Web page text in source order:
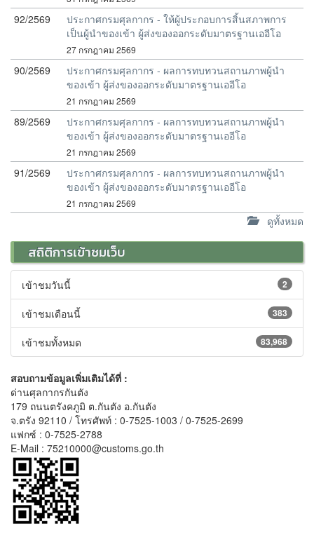
92/2569
ประกาศกรมศุลกากร - ให้ผู้ประกอบการสิ้นสภาพการ
เป็นผู้นำของเข้า ผู้ส่งของออกระดับมาตรฐานเออีโอ
27 กรกฎาคม 2569
90/2569
ประกาศกรมศุลกากร - ผลการทบทวนสถานภาพผู้นำ
ของเข้า ผู้ส่งของออกระดับมาตรฐานเออีโอ
21 กรกฎาคม 2569
89/2569
ประกาศกรมศุลกากร - ผลการทบทวนสถานภาพผู้นำ
ของเข้า ผู้ส่งของออกระดับมาตรฐานเออีโอ
21 กรกฎาคม 2569
91/2569
ประกาศกรมศุลกากร - ผลการทบทวนสถานภาพผู้นำ
ของเข้า ผู้ส่งของออกระดับมาตรฐานเออีโอ
21 กรกฎาคม 2569
ดูทั้งหมด
สถิติการเข้าชมเว็บ
2
เข้าชมวันนี้
383
เข้าชมเดือนนี้
83,968
เข้าชมทั้งหมด
สอบถามข้อมูลเพิ่มเติมได้ที่ :
ด่านศุลกากรกันตัง
179 ถนนตรังคภูมิ ต.กันตัง อ.กันตัง
จ.ตรัง 92110 / โทรศัพท์ : 0-7525-1003 / 0-7525-2699
แฟกซ์ : 0-7525-2788
E-Mail : 75210000@customs.go.th